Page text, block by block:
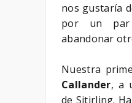
nos gustaría
por un
abandonar
Nuestra
Callander, a
de Sitirling.